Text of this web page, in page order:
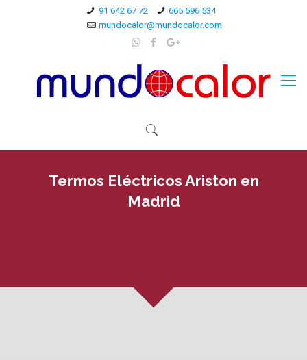
91 642 67 72
665 596 534
mundocalor@mundocalor.com
Termos Eléctricos Ariston en
Madrid